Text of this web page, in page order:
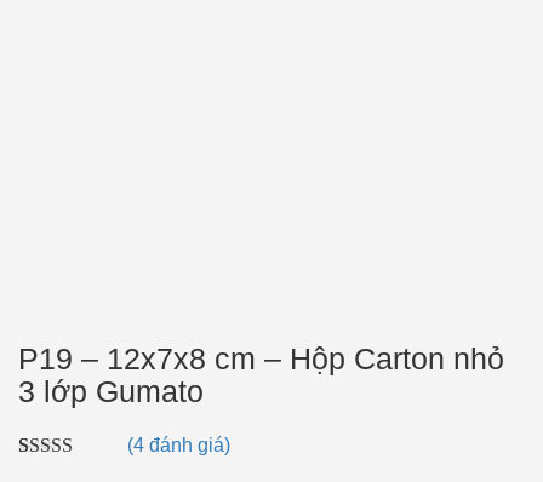
P19 – 12x7x8 cm – Hộp Carton nhỏ
3 lớp Gumato
(4 đánh giá)